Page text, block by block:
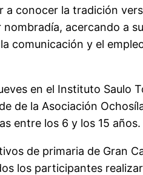
conocer la tradición
acercando a
comunicación y el
en el Instituto Saulo
de la Asociación
entre los 6 y los 15 años.
de primaria de Gran
los participantes